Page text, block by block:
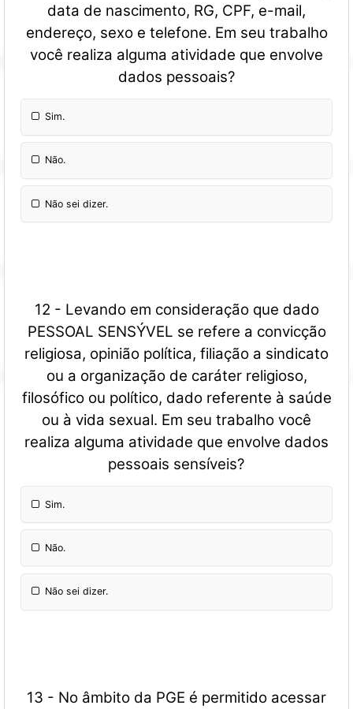
data de nascimento, RG, CPF, e-mail,
endereço, sexo e telefone. Em seu trabalho
você realiza alguma atividade que envolve
dados pessoais?
Sim.
Não.
Não sei dizer.
12 - Levando em consideração que dado
PESSOAL SENSÝVEL se refere a convicção
religiosa, opinião política, filiação a sindicato
ou a organização de caráter religioso,
filosófico ou político, dado referente à saúde
ou à vida sexual. Em seu trabalho você
realiza alguma atividade que envolve dados
pessoais sensíveis?
Sim.
Não.
Não sei dizer.
13 - No âmbito da PGE é permitido acessar